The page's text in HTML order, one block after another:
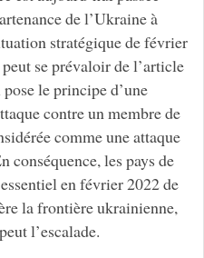
de l’Ukraine à
stratégique de février
se prévaloir de l’article
le principe d’une
contre un membre de
comme une attaque
conséquence, les pays de
en février 2022 de
la frontière ukrainienne,
l’escalade.